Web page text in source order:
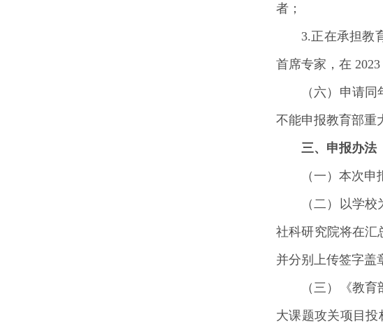
者；
3.正在承担教
首席专家，在
（六）申请
不能申报教育部重
三、申报办法
（一）本次
（二）以学
社科研究院将在汇
并分别上传签字盖
（三）《教
大课题攻关项目